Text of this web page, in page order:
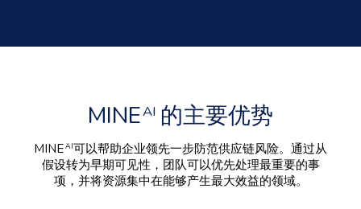
MINEAI的主要优势
MINEAI可以帮助企业领先一步防范供应链风险。通过从
假设转为早期可见性，团队可以优先处理最重要的事
项，并将资源集中在能够产生最大效益的领域。